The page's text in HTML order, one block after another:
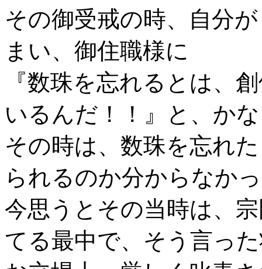
その御受戒の時、自分
まい、御住職様に
『数珠を忘れるとは、
いるんだ！！』と、か
その時は、数珠を忘れ
られるのか分からなか
今思うとその当時は、
てる最中で、そう言っ